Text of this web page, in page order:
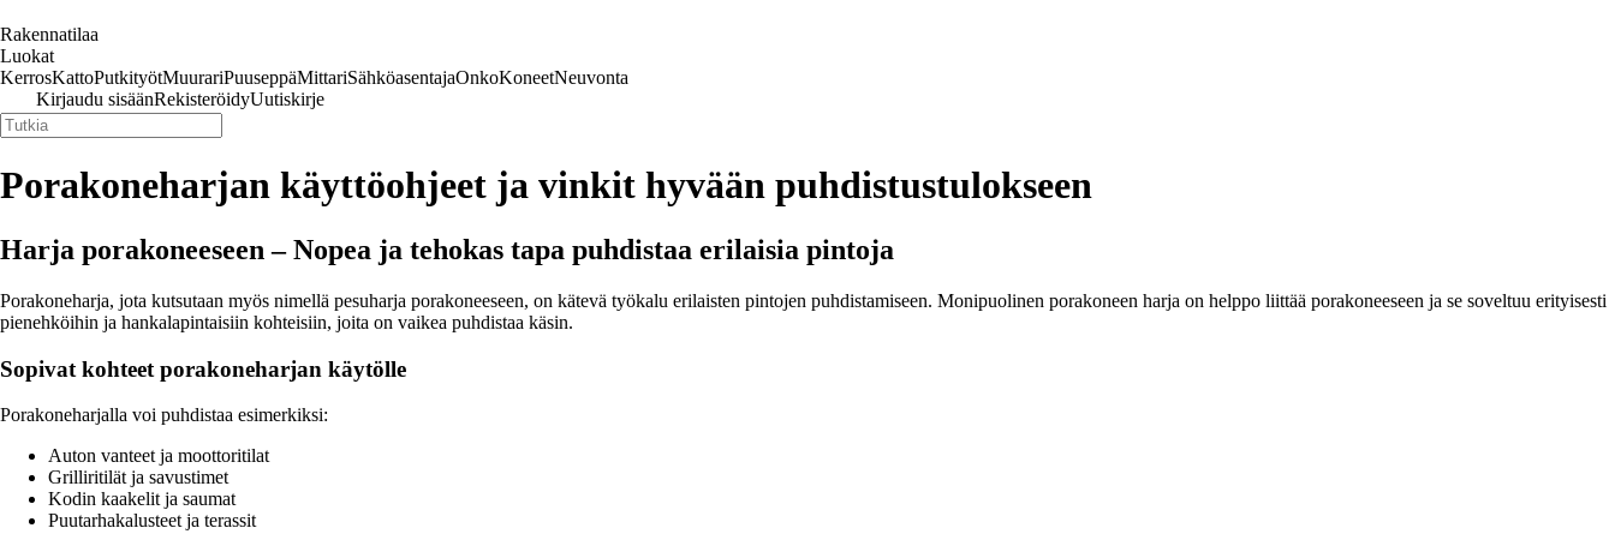
Rakennatilaa
Luokat
KerrosKattoPutkityötMuurariPuuseppäMittariSähköasentajaOnkoKoneetNeuvonta
Kirjaudu sisäänRekisteröidyUutiskirje
Porakoneharjan käyttöohjeet ja vinkit hyvään puhdistustulokseen
Harja porakoneeseen – Nopea ja tehokas tapa puhdistaa erilaisia pintoja
Porakoneharja, jota kutsutaan myös nimellä pesuharja porakoneeseen, on kätevä työkalu erilaisten pintojen puhdistamiseen. Monipuolinen porakoneen harja on helppo liittää porakoneeseen ja se soveltuu erityisesti
pienehköihin ja hankalapintaisiin kohteisiin, joita on vaikea puhdistaa käsin.
Sopivat kohteet porakoneharjan käytölle
Porakoneharjalla voi puhdistaa esimerkiksi:
Auton vanteet ja moottoritilat
Grilliritilät ja savustimet
Kodin kaakelit ja saumat
Puutarhakalusteet ja terassit